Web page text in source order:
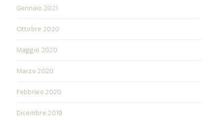
Gennaio 2021
Ottobre 2020
Maggio 2020
Marzo 2020
Febbraio 2020
Dicembre 2019